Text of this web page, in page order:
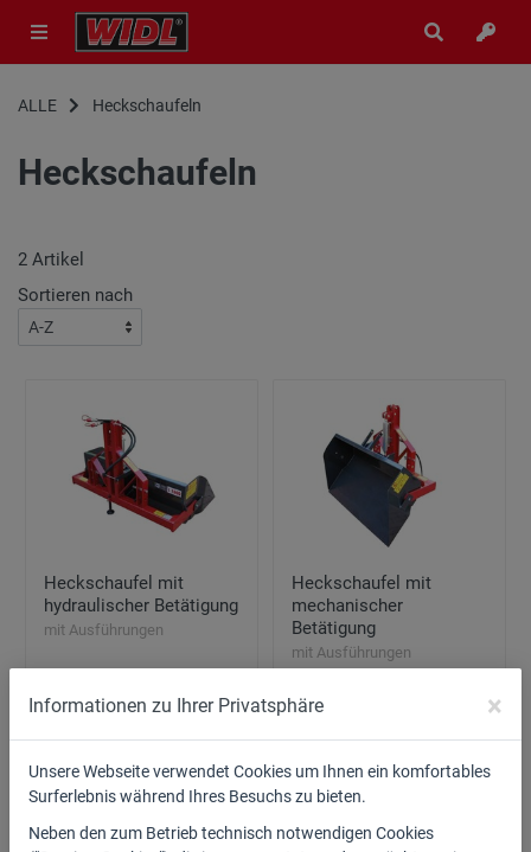
ALLE Heckschaufeln
Heckschaufeln
2 Artikel
Sortieren nach
Heckschaufel mit
hydraulischer Betätigung
mit Ausführungen
ab 1.800,00 €*
Heckschaufel mit
mechanischer
Betätigung
mit Ausführungen
ab 1.300,00 €*
Informationen zu Ihrer Privatsphäre ×
Unsere Webseite verwendet Cookies um Ihnen ein komfortables
Surferlebnis während Ihres Besuchs zu bieten.
Neben den zum Betrieb technisch notwendigen Cookies